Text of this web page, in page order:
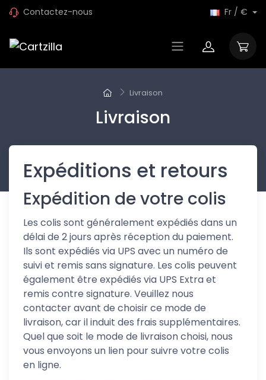
Contactez-nous Fr / €
Livraison
Livraison
Expéditions et retours
Expédition de votre colis
Les colis sont généralement expédiés dans un
délai de 2 jours après réception du paiement.
Ils sont expédiés via UPS avec un numéro de
suivi et remis sans signature. Les colis peuvent
également être expédiés via UPS Extra et
remis contre signature. Veuillez nous
contacter avant de choisir ce mode de
livraison, car il induit des frais supplémentaires.
Quel que soit le mode de livraison choisi, nous
vous envoyons un lien pour suivre votre colis
en ligne.